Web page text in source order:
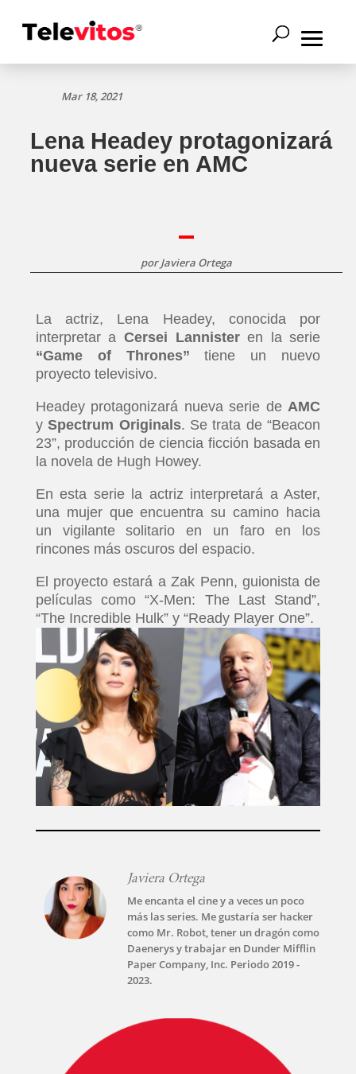
Mar 18, 2021
Lena Headey protagonizará
nueva serie en AMC
porJaviera Ortega
La actriz, Lena Headey, conocida por
interpretar a Cersei Lannisteren la serie
“Game of Thrones” tiene un nuevo
proyecto televisivo.
Headey protagonizará nueva serie deAMC
ySpectrum Originals. Se trata de “Beacon
23”, producción de ciencia ficción basada en
la novela de Hugh Howey.
En esta serie la actriz interpretará a Aster,
una mujer que encuentra su camino hacia
un vigilante solitario en un faro en los
rincones más oscuros del espacio.
El proyecto estará a Zak Penn, guionista de
películas como “X-Men: The Last Stand”,
“The Incredible Hulk” y “Ready Player One”.
Javiera Ortega
Me encanta el cine y a veces un poco
más las series. Me gustaría ser hacker
como Mr. Robot, tener un dragón como
Daenerys y trabajar en Dunder Mifflin
Paper Company, Inc. Periodo 2019 -
2023.